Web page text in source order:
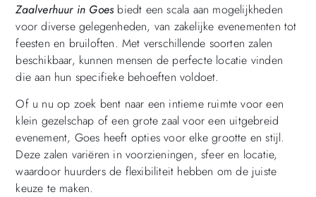
Zaalverhuur in Goesbiedt een scala aan mogelijkheden
voor diverse gelegenheden, van zakelijke evenementen tot
feesten en bruiloften. Met verschillende soorten zalen
beschikbaar, kunnen mensen de perfecte locatie vinden
die aan hun specifieke behoeften voldoet.
Of u nu op zoek bent naar een intieme ruimte voor een
klein gezelschap of een grote zaal voor een uitgebreid
evenement, Goes heeft opties voor elke grootte en stijl.
Deze zalen variëren in voorzieningen, sfeer en locatie,
waardoor huurders de flexibiliteit hebben om de juiste
keuze te maken.